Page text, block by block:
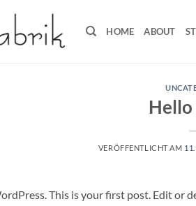
HOME ABOUT
VERÖFFENTLICHT AM
This is your first post. Edit or